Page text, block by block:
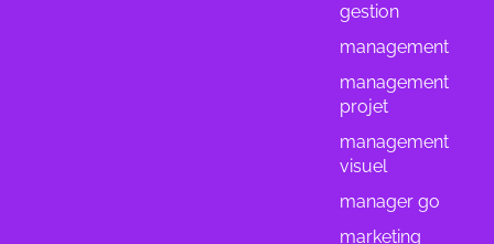
gestion
management
management
projet
management
visuel
manager go
marketing